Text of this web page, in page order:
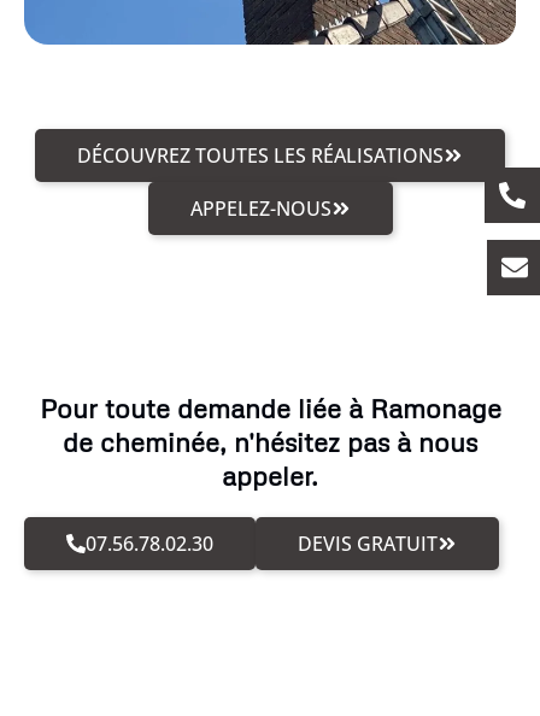
DÉCOUVREZ TOUTES LES RÉALISATIONS
APPELEZ-NOUS
Pour toute demande liée à Ramonage
de cheminée, n'hésitez pas à nous
appeler.
07.56.78.02.30 DEVIS GRATUIT